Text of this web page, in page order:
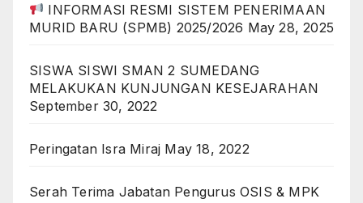
INFORMASI RESMI SISTEM PENERIMAAN
MURID BARU (SPMB) 2025/2026 May 28, 2025
SISWA SISWI SMAN 2 SUMEDANG
MELAKUKAN KUNJUNGAN KESEJARAHAN
September 30, 2022
Peringatan Isra Miraj May 18, 2022
Serah Terima Jabatan Pengurus OSIS & MPK